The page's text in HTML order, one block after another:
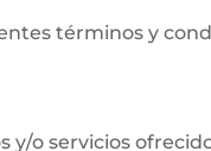
términos y
y/o servicios